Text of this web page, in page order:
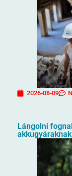
2026-08-09
Lángolni